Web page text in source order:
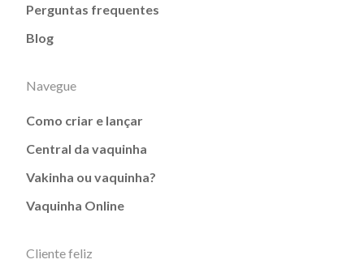
Perguntas frequentes
Blog
Navegue
Como criar e lançar
Central da vaquinha
Vakinha ou vaquinha?
Vaquinha Online
Cliente feliz